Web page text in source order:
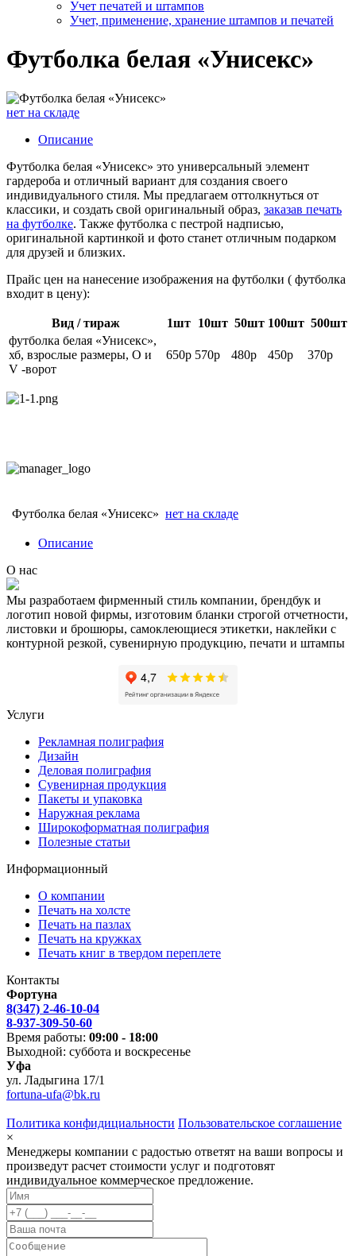
Учет печатей и штампов
Учет, применение, хранение штампов и печатей
Футболка белая «Унисекс»
нет на складе
Описание
Футболка белая «Унисекс» это универсальный элемент
гардероба и отличный вариант для создания своего
индивидуального стиля. Мы предлагаем оттолкнуться от
классики, и создать свой оригинальный образ, заказав печать
на футболке. Также футболка с пестрой надписью,
оригинальной картинкой и фото станет отличным подарком
для друзей и близких.
Прайс цен на нанесение изображения на футболки ( футболка
входит в цену):
Вид / тираж 1шт 10шт 50шт 100шт 500шт
футболка белая «Унисекс»,
хб, взрослые размеры, О и
V -ворот
650р 570р 480р 450р 370р
Футболка белая «Унисекс» нет на складе
Описание
О нас
Мы разработаем фирменный стиль компании, брендбук и
логотип новой фирмы, изготовим бланки строгой отчетности,
листовки и брошюры, самоклеющиеся этикетки, наклейки с
контурной резкой, сувенирную продукцию, печати и штампы
Услуги
Рекламная полиграфия
Дизайн
Деловая полиграфия
Сувенирная продукция
Пакеты и упаковка
Наружная реклама
Широкоформатная полиграфия
Полезные статьи
Информационный
О компании
Печать на холсте
Печать на пазлах
Печать на кружках
Печать книг в твердом переплете
Контакты
Фортуна
8(347) 2-46-10-04
8-937-309-50-60
Время работы: 09:00 - 18:00
Выходной: суббота и воскресенье
Уфа
ул. Ладыгина 17/1
fortuna-ufa@bk.ru
Политика конфидициальности Пользовательское соглашение
×
Менеджеры компании с радостью ответят на ваши вопросы и
произведут расчет стоимости услуг и подготовят
индивидуальное коммерческое предложение.